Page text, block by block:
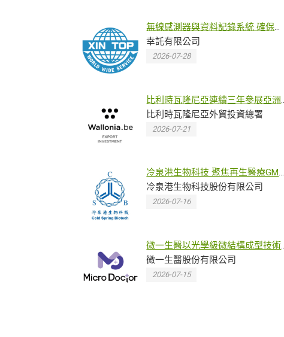
無線感測器與資料記錄系統 確保環
境穩定、符合法規並避免樣品與產
品失效
幸託有限公司
2026-07-28
比利時瓦隆尼亞連續三年參展亞洲
生技大展 企業展現生技實力
比利時瓦隆尼亞外貿投資總署
2026-07-21
冷泉港生物科技 聚焦再生醫療GMP
製程、精準醫療與實驗室優化
冷泉港生物科技股份有限公司
2026-07-16
微一生醫以光學級微結構成型技術
串聯 Beauty 與 Biomedical
Innovation
微一生醫股份有限公司
2026-07-15